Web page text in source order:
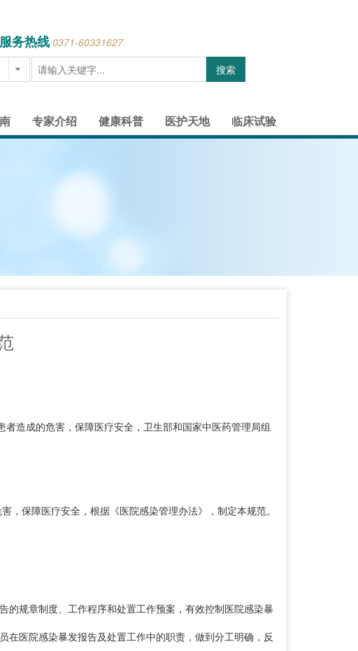
务热线 0371-60331627
专家介绍 健康科普 医护天地 临床试验
造成的危害，保障医疗安全，卫生部和国家中医药管理局组
保障医疗安全，根据《医院感染管理办法》，制定本规范。
规章制度、工作程序和处置工作预案，有效控制医院感染暴
医院感染暴发报告及处置工作中的职责，做到分工明确，反